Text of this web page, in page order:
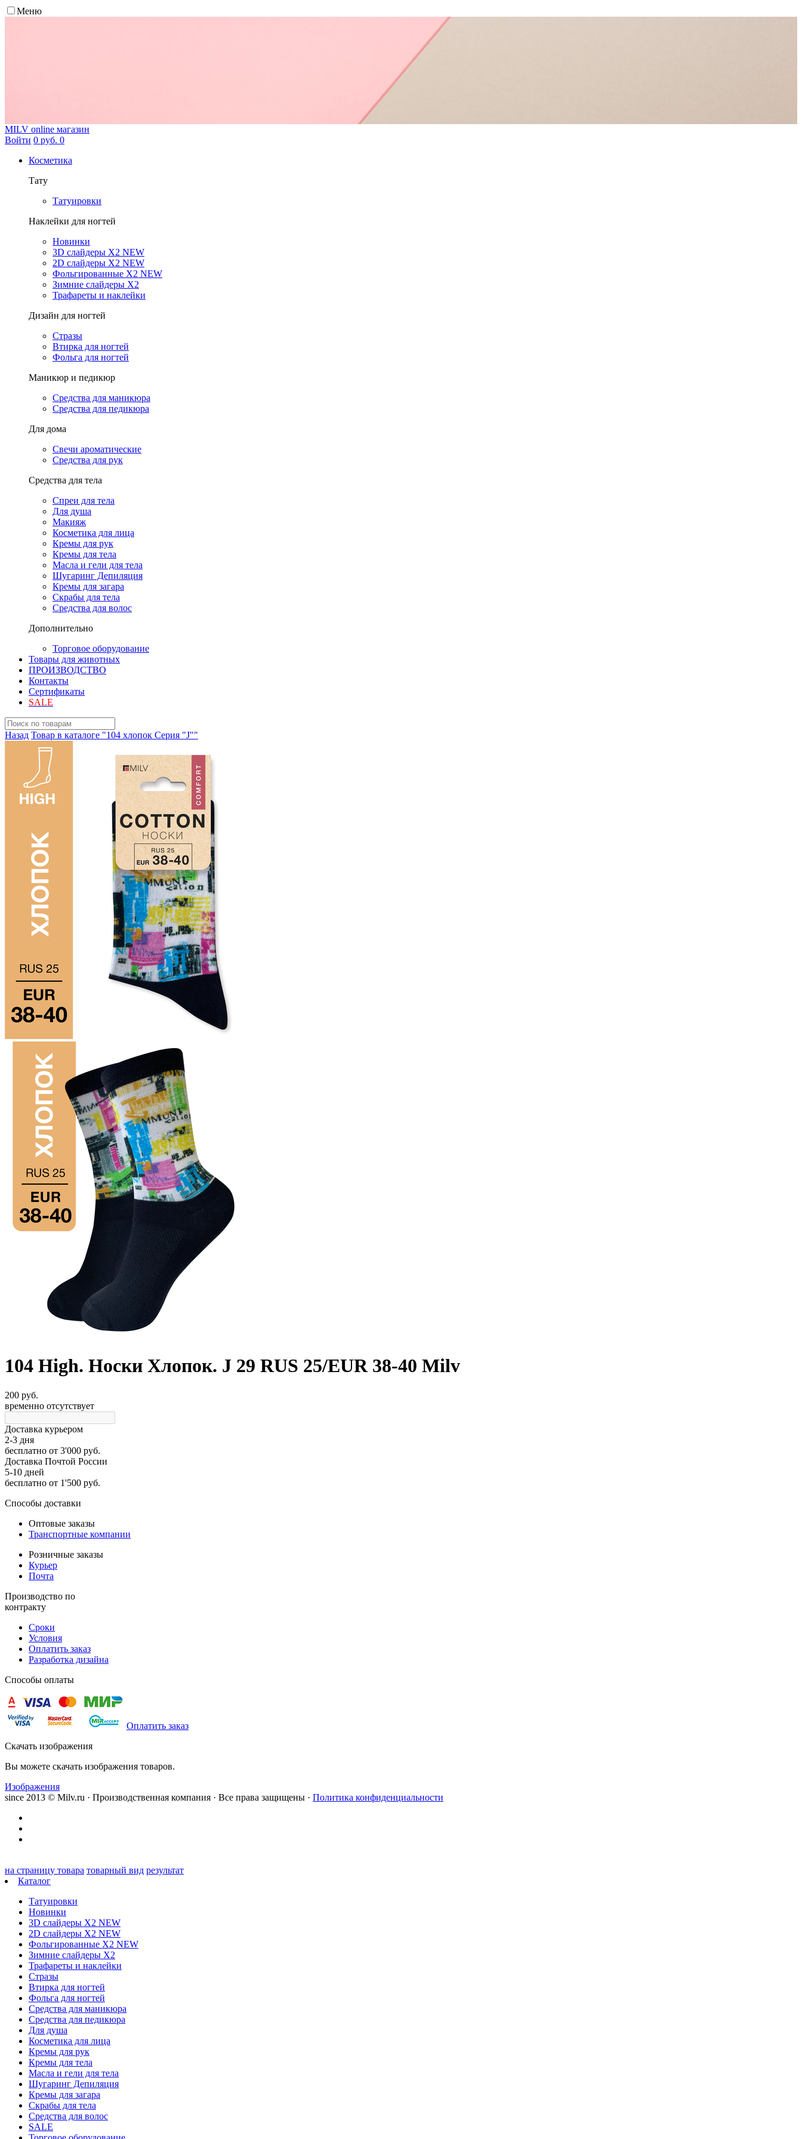
Меню
MILV online магазин
Войти 0 руб. 0
Косметика
Тату
Татуировки
Наклейки для ногтей
Новинки
3D слайдеры X2 NEW
2D слайдеры X2 NEW
Фольгированные X2 NEW
Зимние слайдеры Х2
Трафареты и наклейки
Дизайн для ногтей
Стразы
Втирка для ногтей
Фольга для ногтей
Маникюр и педикюр
Средства для маникюра
Средства для педикюра
Для дома
Свечи ароматические
Средства для рук
Средства для тела
Спреи для тела
Для душа
Макияж
Косметика для лица
Кремы для рук
Кремы для тела
Масла и гели для тела
Шугаринг Депиляция
Кремы для загара
Скрабы для тела
Средства для волос
Дополнительно
Торговое оборудование
Товары для животных
ПРОИЗВОДСТВО
Контакты
Сертификаты
SALE
Назад Товар в каталоге "104 хлопок Серия "J""
104 High. Носки Хлопок. J 29 RUS 25/EUR 38-40 Milv
200 руб.
временно отсутствует
Доставка курьером
2-3 дня
бесплатно от 3'000 руб.
Доставка Почтой России
5-10 дней
бесплатно от 1'500 руб.
Способы доставки
Оптовые заказы
Транспортные компании
Розничные заказы
Курьер
Почта
Производство по
контракту
Сроки
Условия
Оплатить заказ
Разработка дизайна
Способы оплаты
Оплатить заказ
Скачать изображения
Вы можете скачать изображения товаров.
Изображения
since 2013 © Milv.ru · Производственная компания · Все права защищены · Политика конфиденциальности
на страницу товара товарный вид результат
Каталог
Татуировки
Новинки
3D слайдеры X2 NEW
2D слайдеры X2 NEW
Фольгированные X2 NEW
Зимние слайдеры Х2
Трафареты и наклейки
Стразы
Втирка для ногтей
Фольга для ногтей
Средства для маникюра
Средства для педикюра
Для душа
Косметика для лица
Кремы для рук
Кремы для тела
Масла и гели для тела
Шугаринг Депиляция
Кремы для загара
Скрабы для тела
Средства для волос
SALE